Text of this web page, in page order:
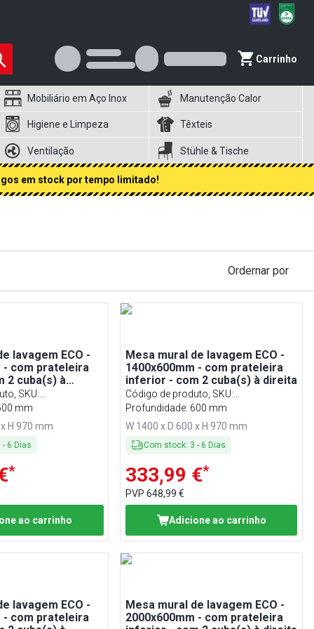
Carrinho
Mobiliário em Aço Inox Manutenção Calor
Higiene e Limpeza Têxteis
Ventilação Stühle & Tische
em stock por tempo limitado!
Ordernar por
lavagem ECO -
- com prateleira
2 cuba(s) à
SKU:
mm
H 970 mm
- 6 Dias
*
ao carrinho
Mesa mural de lavagem ECO -
1400x600mm - com prateleira
inferior - com 2 cuba(s) à direita
Código de produto, SKU:
STK146BR2#ECO
Profundidade: 600 mm
W 1400 x D 600 x H 970 mm
Com stock: 3 - 6 Dias
333,99 €*
PVP 648,99 €
Adicione ao carrinho
lavagem ECO -
- com prateleira
Mesa mural de lavagem ECO -
2000x600mm - com prateleira